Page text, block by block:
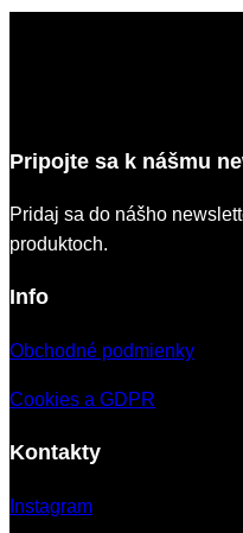
Pripojte sa k nášmu
Pridaj sa do nášho
produktoch.
Info
Obchodné podmienky
Cookies a GDPR
Kontakty
Instagram